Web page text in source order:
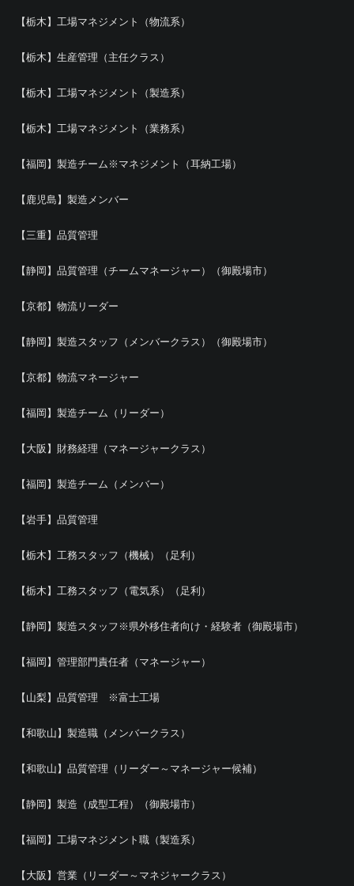
【栃木】工場マネジメント（物流系）
【栃木】生産管理（主任クラス）
【栃木】工場マネジメント（製造系）
【栃木】工場マネジメント（業務系）
【福岡】製造チーム※マネジメント（耳納工場）
【鹿児島】製造メンバー
【三重】品質管理
【静岡】品質管理（チームマネージャー）（御殿場市）
【京都】物流リーダー
【静岡】製造スタッフ（メンバークラス）（御殿場市）
【京都】物流マネージャー
【福岡】製造チーム（リーダー）
【大阪】財務経理（マネージャークラス）
【福岡】製造チーム（メンバー）
【岩手】品質管理
【栃木】工務スタッフ（機械）（足利）
【栃木】工務スタッフ（電気系）（足利）
【静岡】製造スタッフ※県外移住者向け・経験者（御殿場市）
【福岡】管理部門責任者（マネージャー）
【山梨】品質管理 ※富士工場
【和歌山】製造職（メンバークラス）
【和歌山】品質管理（リーダー～マネージャー候補）
【静岡】製造（成型工程）（御殿場市）
【福岡】工場マネジメント職（製造系）
【大阪】営業（リーダー～マネジャークラス）